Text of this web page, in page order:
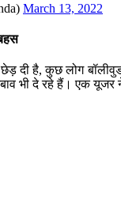
March 13, 2022
दी है, कुछ लोग
भी दे रहे हैं। एक यूजर